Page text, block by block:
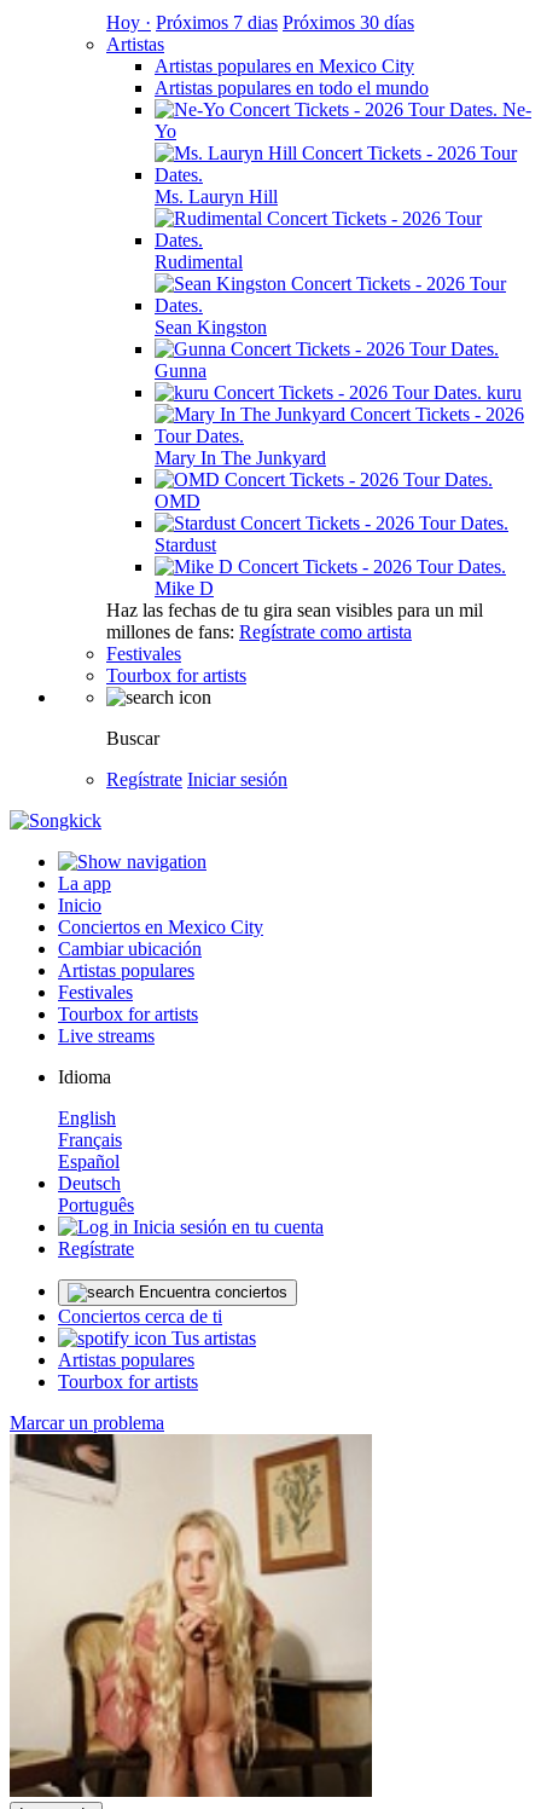
Hoy · Próximos 7 dias Próximos 30 días
Artistas
Artistas populares en Mexico City
Artistas populares en todo el mundo
Ne-
Yo
Ms. Lauryn Hill
Rudimental
Sean Kingston
Gunna
kuru
Mary In The Junkyard
OMD
Stardust
Mike D
Haz las fechas de tu gira sean visibles para un mil
millones de fans: Regístrate como artista
Festivales
Tourbox for artists
Buscar
Regístrate Iniciar sesión
La app
Inicio
Conciertos en Mexico City
Cambiar ubicación
Artistas populares
Festivales
Tourbox for artists
Live streams
Idioma
English
Français
Español
Deutsch
Português
Inicia sesión en tu cuenta
Regístrate
Encuentra conciertos
Conciertos cerca de ti
Tus artistas
Artistas populares
Tourbox for artists
Marcar un problema